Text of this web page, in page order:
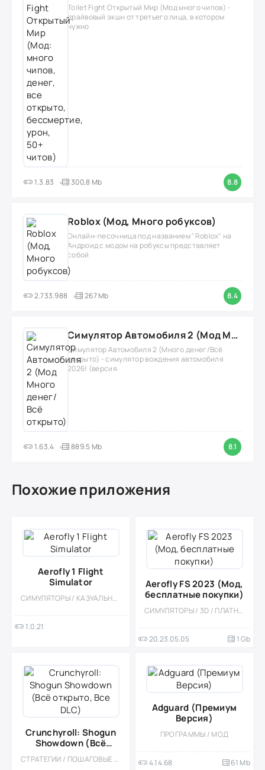
Toilet Fight Открытый Мир (Мод много чипов) -
драйвовый экшн от третьего лица, в котором
нужно
1.3.83 300,8 Mb 8.8
Roblox (Мод, Много робуксов)
Онлайн-песочница под названием "Roblox" на
Андроид с модом на робуксы представляет
собой
2.733.988 267 Mb 8.4
Симулятор Автомобиля 2 (Мод Много денег/Всё открыто)
Симулятор Автомобиля 2 (Много денег/Всё
открыто) - симулятор вождения автомобиля
2026! (версия
1.63.4 889.5 Mb 8.1
Похожие приложения
Aerofly 1 Flight
Simulator
СИМУЛЯТОРЫ / КАЗУАЛЬНЫЕ / ОДНОПОЛЬЗОВАТЕЛЬСКИЕ / РЕАЛИЗМ / ОФЛАЙН / МОД / БОЛЬШАЯ / 3D
1.0.21
Aerofly FS 2023 (Мод,
бесплатные покупки)
СИМУЛЯТОРЫ / 3D / ПЛАТНАЯ / ФИЗИКА / РЕАЛИЗМ / ОДНОПОЛЬЗОВАТЕЛЬСКИЕ / ОФЛАЙН / САМОЛЁТЫ / БОЛЬШАЯ
20.23.05.05 1 Gb
Crunchyroll: Shogun
Showdown (Всё
открыто, Все DLC) СТРАТЕГИИ / ПОШАГОВЫЕ / РОГАЛИК / ОДНОПОЛЬЗОВАТЕЛЬСКИЕ / ТАКТИЧЕСКИЕ / ПИКСЕЛЬНАЯ / ОФЛАЙН / СЛОЖНАЯ / МОД
Adguard (Премиум
Версия)
ПРОГРАММЫ / МОД
4.14.68 61 Mb